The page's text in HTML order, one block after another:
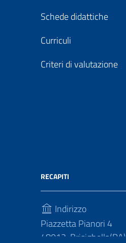
Schede didattiche
Curriculi
Criteri di valutazione
RECAPITI
Indirizzo
Piazzetta Pianori 4
48013, Brisighella(RA)